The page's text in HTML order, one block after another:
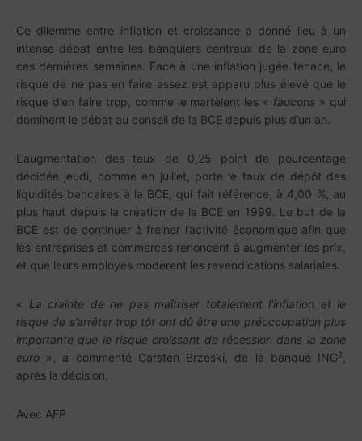
Ce dilemme entre inflation et croissance a donné lieu à un
intense débat entre les banquiers centraux de la zone euro
ces dernières semaines. Face à une inflation jugée tenace, le
risque de ne pas en faire assez est apparu plus élevé que le
risque d’en faire trop, comme le martèlent les « faucons » qui
dominent le débat au conseil de la BCE depuis plus d’un an.
L’augmentation des taux de 0,25 point de pourcentage
décidée jeudi, comme en juillet, porte le taux de dépôt des
liquidités bancaires à la BCE, qui fait référence, à 4,00 %, au
plus haut depuis la création de la BCE en 1999. Le but de la
BCE est de continuer à freiner l’activité économique afin que
les entreprises et commerces renoncent à augmenter les prix,
et que leurs employés modèrent les revendications salariales.
« La crainte de ne pas maîtriser totalement l’inflation et le
risque de s’arrêter trop tôt ont dû être une préoccupation plus
importante que le risque croissant de récession dans la zone
euro », a commenté Carsten Brzeski, de la banque ING2
après la décision.
Avec AFP